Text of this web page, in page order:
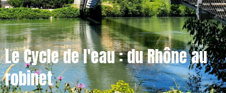
Le Cycle de l'eau : du Rhône au
robinet